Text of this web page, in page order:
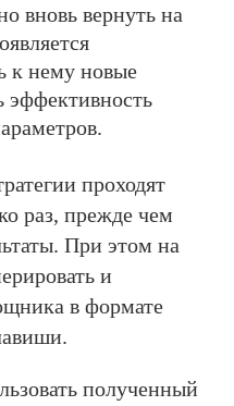
вновь вернуть на
к нему новые
эффективность
проходят
раз, прежде чем
При этом на
и
в формате
полученный